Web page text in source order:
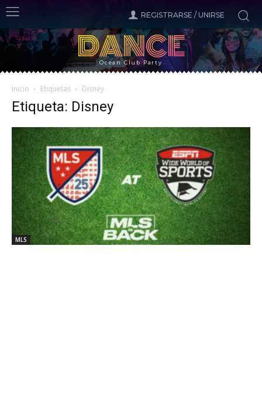
REGISTRARSE / UNIRSE
DANCE
Ocean Club Party
Inicio Etiquetas Disney
Etiqueta: Disney
MLS